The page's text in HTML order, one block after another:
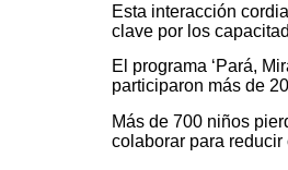
Esta interacción
clave por los
El programa ‘Pará,
participaron más de
Más de 700 niños
colaborar para